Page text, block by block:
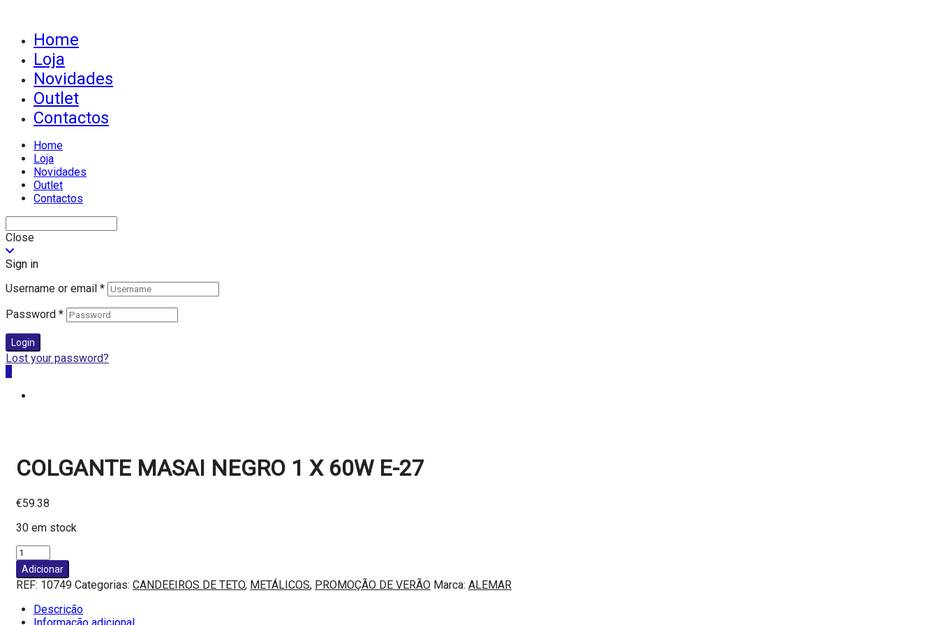
Home
Loja
Novidades
Outlet
Contactos
Home
Loja
Novidades
Outlet
Contactos
Close
Sign in
Username or email *
Password *
Login
Lost your password?
0
COLGANTE MASAI NEGRO 1 X 60W E-27
€59.38
30 em stock
Quantidade
de
COLGANTE
MASAI
NEGRO
Adicionar
REF: 10749 Categorias: CANDEEIROS DE TETO, METÁLICOS, PROMOÇÃO DE VERÃO Marca: ALEMAR
Descrição